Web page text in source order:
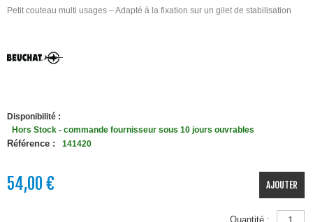
Petit couteau multi usages – Adapté à la fixation sur un gilet de stabilisation
Disponibilité :
Hors Stock - commande fournisseur sous 10 jours ouvrables
Référence : 141420
54,00 € AJOUTER
Quantité :